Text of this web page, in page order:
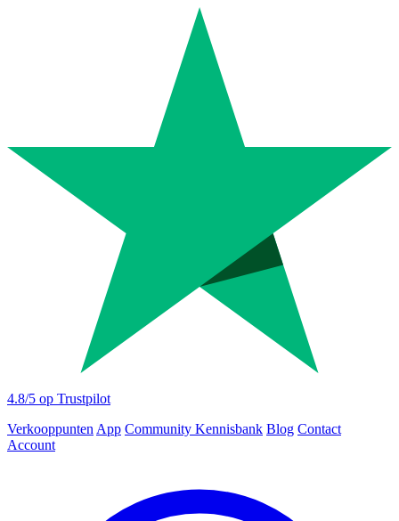
4.8/5 op Trustpilot
Verkooppunten App Community Kennisbank Blog Contact
Account